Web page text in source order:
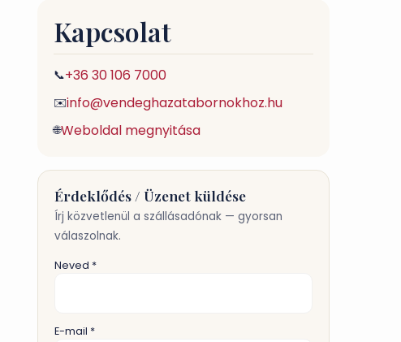
Kapcsolat
📞+36 30 106 7000
✉️info@vendeghazatabornokhoz.hu
🌐Weboldal megnyitása
Érdeklődés / Üzenet küldése
Írj közvetlenül a szállásadónak — gyorsan
válaszolnak.
Neved *
E-mail *